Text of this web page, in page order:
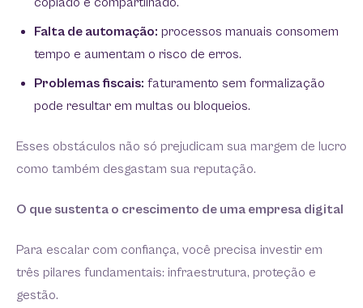
copiado e compartilhado.
Falta de automação: processos manuais consomem
tempo e aumentam o risco de erros.
Problemas fiscais: faturamento sem formalização
pode resultar em multas ou bloqueios.
Esses obstáculos não só prejudicam sua margem de lucro
como também desgastam sua reputação.
O que sustenta o crescimento de uma empresa digital
Para escalar com confiança, você precisa investir em
três pilares fundamentais: infraestrutura, proteção e
gestão.